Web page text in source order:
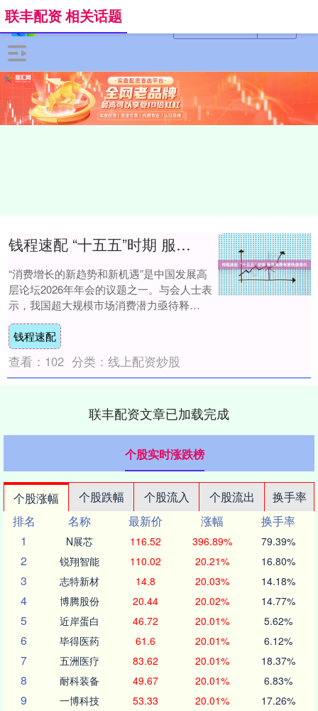
联丰配资 相关话题
钱程速配 “十五五”时期 服务消费有望快速增长
“消费增长的新趋势和新机遇”是中国发展高
层论坛2026年年会的议题之一。与会人士表
示，我国超大规模市场消费潜力亟待释
放，“十五五”时期服务消费将迎来高速发
展；应....
钱程速配
查看： 102 分类： 线上配资炒股
联丰配资文章已加载完成
个股实时涨跌榜
个股涨幅 个股跌幅 个股流入 个股流出
换手率
排名
名称 最新价 涨幅
换手率
1
N展芯 116.52 396.89% 79.39%
2 锐翔智能 110.02 20.21% 16.80%
3 志特新材 14.8 20.03% 14.18%
4 博腾股份 20.44 20.02% 14.77%
5 近岸蛋白 46.72 20.01% 5.62%
6 毕得医药 61.6 20.01% 6.12%
7 五洲医疗 83.62 20.01% 18.37%
8 耐科装备 49.67 20.01% 6.83%
9 一博科技 53.33 20.01% 17.26%